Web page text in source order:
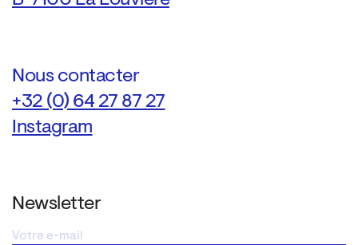
Nous contacter
+32 (0) 64 27 87 27
Instagram
Newsletter